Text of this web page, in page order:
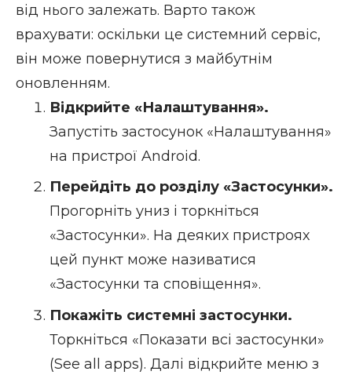
від нього залежать. Варто також
врахувати: оскільки це системний сервіс,
він може повернутися з майбутнім
оновленням.
Відкрийте «Налаштування».
Запустіть застосунок «Налаштування»
на пристрої Android.
Перейдіть до розділу «Застосунки».
Прогорніть униз і торкніться
«Застосунки». На деяких пристроях
цей пункт може називатися
«Застосунки та сповіщення».
Покажіть системні застосунки.
Торкніться «Показати всі застосунки»
(See all apps). Далі відкрийте меню з